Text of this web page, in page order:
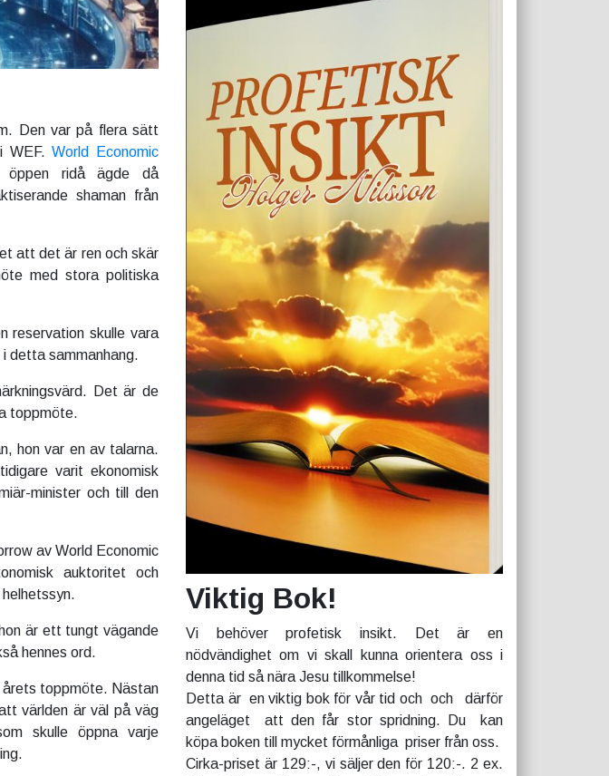
Den var på flera sätt
i WEF.World Economic
ridå ägde då
shaman från
att det är ren och skär
med stora politiska
reservation skulle vara
i detta sammanhang.
Det är de
toppmöte.
hon var en av talarna.
varit ekonomisk
minister och till den
av World Economic
auktoritet och
är ett tungt vägande
hennes ord.
årets toppmöte. Nästan
världen är väl på väg
skulle öppna varje
Viktig Bok!
Vi behöver profetisk insikt. Det är en
nödvändighet om vi skall kunna orientera oss i
denna tid så nära Jesu tillkommelse!
Detta är en viktig bok för vår tid och och därför
angeläget att den får stor spridning. Du kan
köpa boken till mycket förmånliga priser från oss.
Cirka-priset är 129:-, vi säljer den för 120:-. 2 ex.